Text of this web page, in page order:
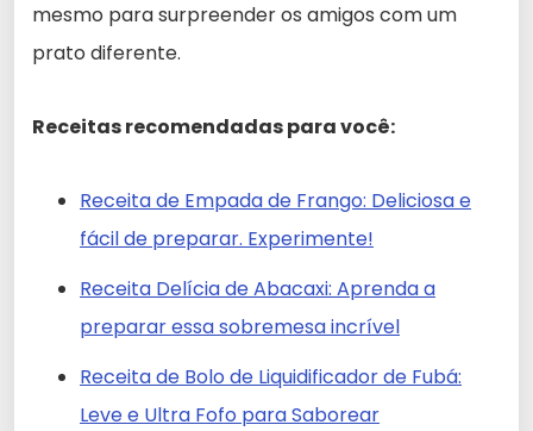
mesmo para surpreender os amigos com um
prato diferente.
Receitas recomendadas para você:
Receita de Empada de Frango: Deliciosa e
fácil de preparar. Experimente!
Receita Delícia de Abacaxi: Aprenda a
preparar essa sobremesa incrível
Receita de Bolo de Liquidificador de Fubá:
Leve e Ultra Fofo para Saborear